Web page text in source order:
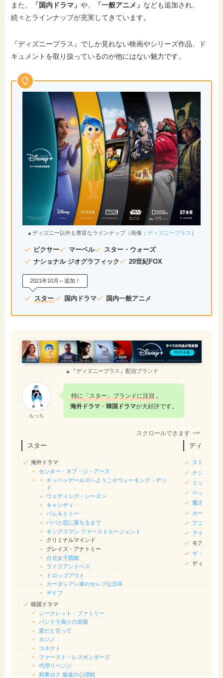
また、 「国内ドラマ」や、 「一般アニメ」 なども追加され、
続々とラインナップが充実してきています。
『ディズニープラス』でしか見れない映画やシリーズ作品、ド
キュメントを取り扱っているのが他にはない魅力です。
▲ディズニー以外も豊富なラインナップ（画像： ディズニープラス ）
ピクサー マーベル
スター・ウォーズ
ナショナル ジオグラフィック
20世紀FOX
2021年10月～追加！
スター 国内ドラマ 国内一般アニメ
▲『ディズニープラス』配信ブランド
もっち
特に「スター」ブランドに注目 。
海外ドラマ・ 韓国ドラマが大好評です。
スクロールできます
スター
海外ドラマ
センター・オブ・ジ・アース
チッペンデールズへようこそウォーキング・デッ
ド
ウェディング・シーズン
キャンディ
パム＆トミー
パパと恋に落ちるまで
キングスマン ファーストエージェント
クリミナルマインド
グレイズ・アナトミー
台北女子図鑑
ライフアンドベス
ドロップアウト
カーダシアン家のセレブな日常
デイブ
韓国ドラマ
シークレット・ファミリー
パンドラ偽りの楽園
愛だと言って
カジノ
コネクト
ファースト・レスポンダーズ
代理リベンジ
刑事ロク 最後の心理戦
ディズニー
ストレンジ
ナショナル
ミッキーマ
ベッカムと
魔法にかけ
カーズ・オ
アニメ版ベ
アイスエイ
モアナと伝
ザ・ビート
ディセンダ